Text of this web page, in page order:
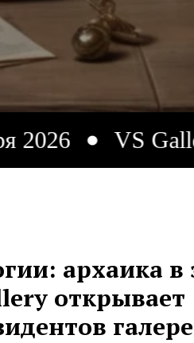
VS Gallery
архаика в
открывает